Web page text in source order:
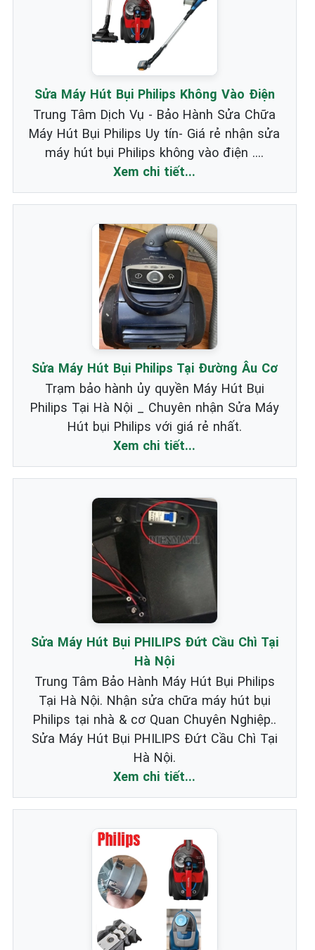
Sửa Máy Hút Bụi Philips Không Vào Điện
Trung Tâm Dịch Vụ - Bảo Hành Sửa Chữa
Máy Hút Bụi Philips Uy tín- Giá rẻ nhận sửa
máy hút bụi Philips không vào điện ....
Xem chi tiết...
Sửa Máy Hút Bụi Philips Tại Đường Âu Cơ
Trạm bảo hành ủy quyền Máy Hút Bụi
Philips Tại Hà Nội _ Chuyên nhận Sửa Máy
Hút bụi Philips với giá rẻ nhất.
Xem chi tiết...
Sửa Máy Hút Bụi PHILIPS Đứt Cầu Chì Tại
Hà Nội
Trung Tâm Bảo Hành Máy Hút Bụi Philips
Tại Hà Nội. Nhận sửa chữa máy hút bụi
Philips tại nhà & cơ Quan Chuyên Nghiệp..
Sửa Máy Hút Bụi PHILIPS Đứt Cầu Chì Tại
Hà Nội.
Xem chi tiết...